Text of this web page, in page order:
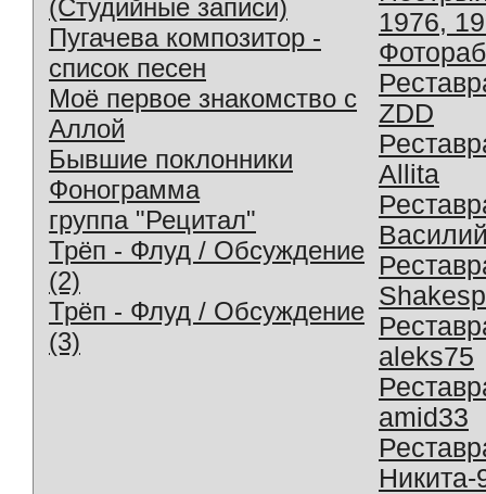
(Студийные записи)
Пугачева композитор -
список песен
Моё первое знакомство с
Аллой
Бывшие поклонники
Фонограмма
группа "Рецитал"
Трёп - Флуд / Обсуждение
(2)
Трёп - Флуд / Обсуждение
(3)
1976,
ZDD
Allita
aleks75
amid33
Никита-